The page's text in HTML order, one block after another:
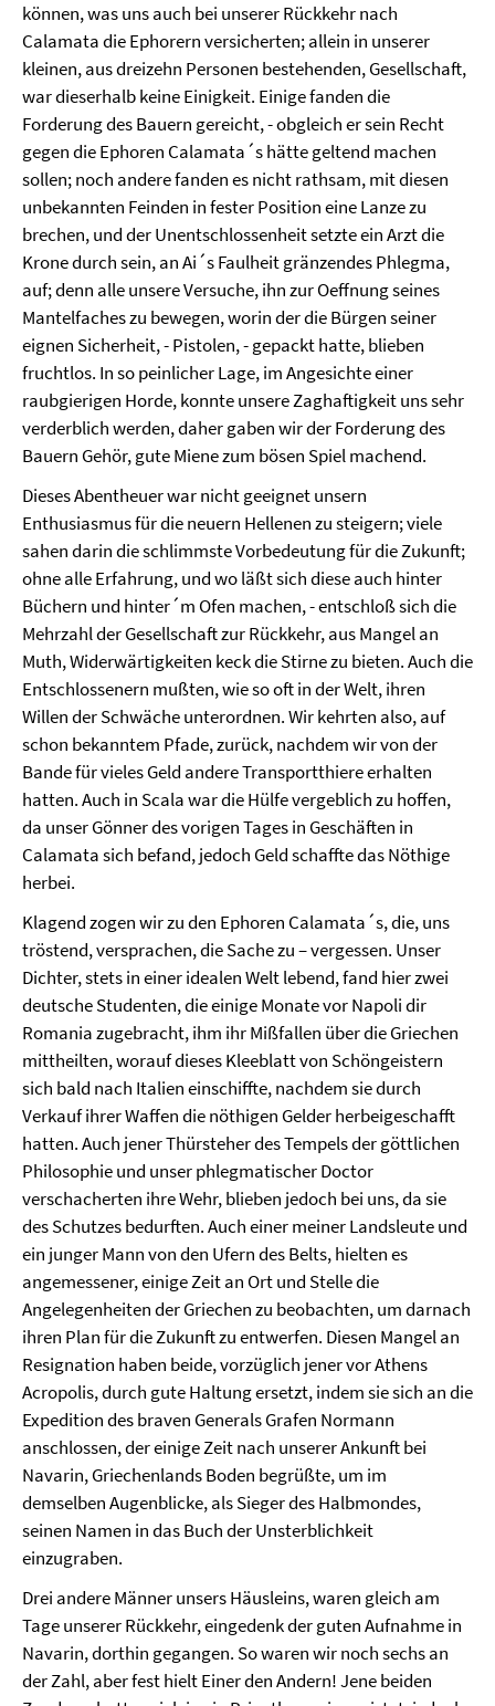
können, was uns auch bei unserer Rückkehr nach
Calamata die Ephorern versicherten; allein in unserer
kleinen, aus dreizehn Personen bestehenden, Gesellschaft,
war dieserhalb keine Einigkeit. Einige fanden die
Forderung des Bauern gereicht, - obgleich er sein Recht
gegen die Ephoren Calamata´s hätte geltend machen
sollen; noch andere fanden es nicht rathsam, mit diesen
unbekannten Feinden in fester Position eine Lanze zu
brechen, und der Unentschlossenheit setzte ein Arzt die
Krone durch sein, an Ai´s Faulheit gränzendes Phlegma,
auf; denn alle unsere Versuche, ihn zur Oeffnung seines
Mantelfaches zu bewegen, worin der die Bürgen seiner
eignen Sicherheit, - Pistolen, - gepackt hatte, blieben
fruchtlos. In so peinlicher Lage, im Angesichte einer
raubgierigen Horde, konnte unsere Zaghaftigkeit uns sehr
verderblich werden, daher gaben wir der Forderung des
Bauern Gehör, gute Miene zum bösen Spiel machend.
Dieses Abentheuer war nicht geeignet unsern
Enthusiasmus für die neuern Hellenen zu steigern; viele
sahen darin die schlimmste Vorbedeutung für die Zukunft;
ohne alle Erfahrung, und wo läßt sich diese auch hinter
Büchern und hinter´m Ofen machen, - entschloß sich die
Mehrzahl der Gesellschaft zur Rückkehr, aus Mangel an
Muth, Widerwärtigkeiten keck die Stirne zu bieten. Auch die
Entschlossenern mußten, wie so oft in der Welt, ihren
Willen der Schwäche unterordnen. Wir kehrten also, auf
schon bekanntem Pfade, zurück, nachdem wir von der
Bande für vieles Geld andere Transportthiere erhalten
hatten. Auch in Scala war die Hülfe vergeblich zu hoffen,
da unser Gönner des vorigen Tages in Geschäften in
Calamata sich befand, jedoch Geld schaffte das Nöthige
herbei.
Klagend zogen wir zu den Ephoren Calamata´s, die, uns
tröstend, versprachen, die Sache zu – vergessen. Unser
Dichter, stets in einer idealen Welt lebend, fand hier zwei
deutsche Studenten, die einige Monate vor Napoli dir
Romania zugebracht, ihm ihr Mißfallen über die Griechen
mittheilten, worauf dieses Kleeblatt von Schöngeistern
sich bald nach Italien einschiffte, nachdem sie durch
Verkauf ihrer Waffen die nöthigen Gelder herbeigeschafft
hatten. Auch jener Thürsteher des Tempels der göttlichen
Philosophie und unser phlegmatischer Doctor
verschacherten ihre Wehr, blieben jedoch bei uns, da sie
des Schutzes bedurften. Auch einer meiner Landsleute und
ein junger Mann von den Ufern des Belts, hielten es
angemessener, einige Zeit an Ort und Stelle die
Angelegenheiten der Griechen zu beobachten, um darnach
ihren Plan für die Zukunft zu entwerfen. Diesen Mangel an
Resignation haben beide, vorzüglich jener vor Athens
Acropolis, durch gute Haltung ersetzt, indem sie sich an die
Expedition des braven Generals Grafen Normann
anschlossen, der einige Zeit nach unserer Ankunft bei
Navarin, Griechenlands Boden begrüßte, um im
demselben Augenblicke, als Sieger des Halbmondes,
seinen Namen in das Buch der Unsterblichkeit
einzugraben.
Drei andere Männer unsers Häusleins, waren gleich am
Tage unserer Rückkehr, eingedenk der guten Aufnahme in
Navarin, dorthin gegangen. So waren wir noch sechs an
der Zahl, aber fest hielt Einer den Andern! Jene beiden